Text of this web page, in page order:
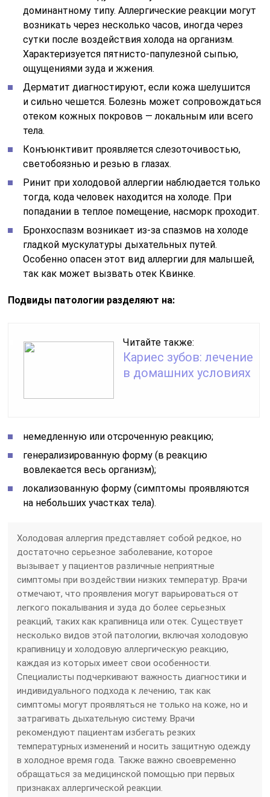
доминантному типу. Аллергические реакции могут
возникать через несколько часов, иногда через
сутки после воздействия холода на организм.
Характеризуется пятнисто-папулезной сыпью,
ощущениями зуда и жжения.
Дерматит диагностируют, если кожа шелушится
и сильно чешется. Болезнь может сопровождаться
отеком кожных покровов — локальным или всего
тела.
Конъюнктивит проявляется слезоточивостью,
светобоязнью и резью в глазах.
Ринит при холодовой аллергии наблюдается только
тогда, кода человек находится на холоде. При
попадании в теплое помещение, насморк проходит.
Бронхоспазм возникает из-за спазмов на холоде
гладкой мускулатуры дыхательных путей.
Особенно опасен этот вид аллергии для малышей,
так как может вызвать отек Квинке.
Подвиды патологии разделяют на:
Читайте также:
Кариес зубов: лечение
в домашних условиях
немедленную или отсроченную реакцию;
генерализированную форму (в реакцию
вовлекается весь организм);
локализованную форму (симптомы проявляются
на небольших участках тела).
Холодовая аллергия представляет собой редкое, но
достаточно серьезное заболевание, которое
вызывает у пациентов различные неприятные
симптомы при воздействии низких температур. Врачи
отмечают, что проявления могут варьироваться от
легкого покалывания и зуда до более серьезных
реакций, таких как крапивница или отек. Существует
несколько видов этой патологии, включая холодовую
крапивницу и холодовую аллергическую реакцию,
каждая из которых имеет свои особенности.
Специалисты подчеркивают важность диагностики и
индивидуального подхода к лечению, так как
симптомы могут проявляться не только на коже, но и
затрагивать дыхательную систему. Врачи
рекомендуют пациентам избегать резких
температурных изменений и носить защитную одежду
в холодное время года. Также важно своевременно
обращаться за медицинской помощью при первых
признаках аллергической реакции.